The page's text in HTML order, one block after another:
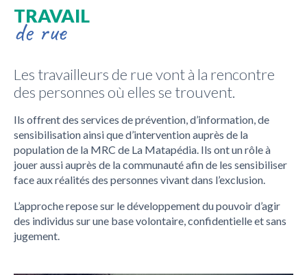
TRAVAIL
de rue
Les travailleurs de rue vont à la rencontre
des personnes où elles se trouvent.
Ils offrent des services de prévention, d’information, de
sensibilisation ainsi que d’intervention auprès de la
population de la MRC de La Matapédia. Ils ont un rôle à
jouer aussi auprès de la communauté afin de les sensibiliser
face aux réalités des personnes vivant dans l’exclusion.
L’approche repose sur le développement du pouvoir d’agir
des individus sur une base volontaire, confidentielle et sans
jugement.